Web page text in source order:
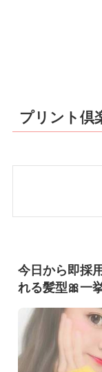
プリント倶
今日から即採
れる髪型🎀一